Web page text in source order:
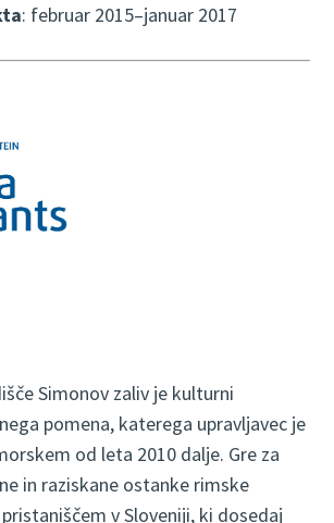
: februar 2015–januar 2017
Simonov zaliv je kulturni
pomena, katerega upravljavec je
od leta 2010 dalje. Gre za
in raziskane ostanke rimske
v Sloveniji, ki dosedaj